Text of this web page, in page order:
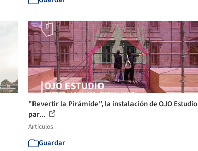
"Revertir la Pirámide", la instalación de OJO Estudio
par...
Artículos
Guardar